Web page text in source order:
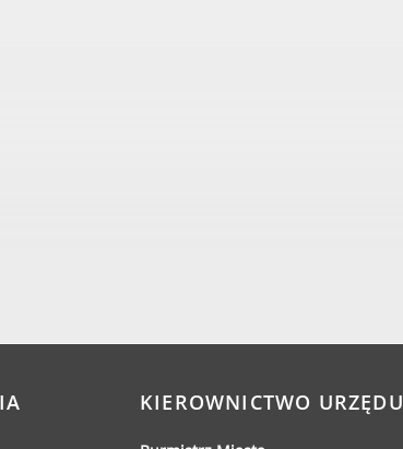
KIEROWNICTWO URZĘDU